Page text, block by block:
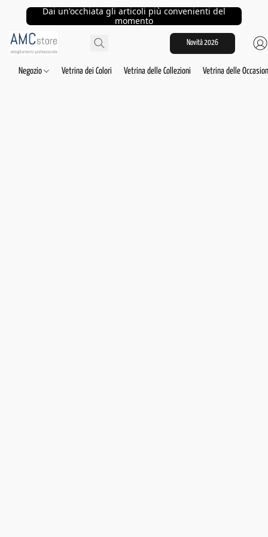
Dai un'occhiata gli articoli più convenienti del
momento
Novità 2026
Negozio Vetrina dei Colori Vetrina delle Collezioni Vetrina delle